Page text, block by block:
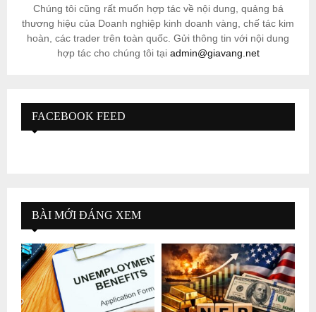
Chúng tôi cũng rất muốn hợp tác về nội dung, quảng bá
thương hiệu của Doanh nghiệp kinh doanh vàng, chế tác kim
hoàn, các trader trên toàn quốc. Gửi thông tin với nội dung
hợp tác cho chúng tôi tại admin@giavang.net
FACEBOOK FEED
BÀI MỚI ĐÁNG XEM